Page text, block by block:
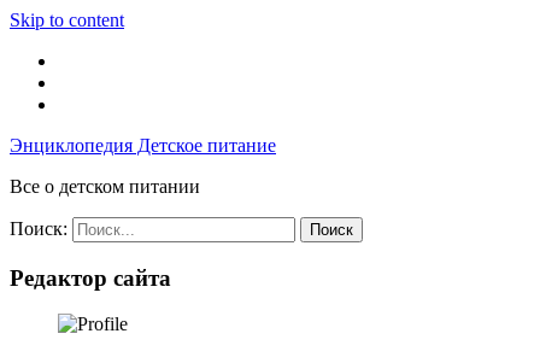
Skip to content
Энциклопедия Детское питание
Все о детском питании
Поиск:
Редактор сайта